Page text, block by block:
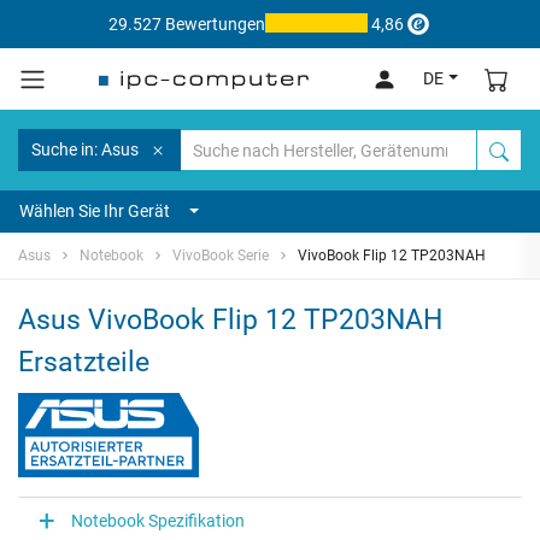
29.527 Bewertungen 4,86
DE
Suche in: Asus
Wählen Sie Ihr Gerät
Asus Notebook VivoBook Serie VivoBook Flip 12 TP203NAH
Asus VivoBook Flip 12 TP203NAH
Ersatzteile
Notebook Spezifikation